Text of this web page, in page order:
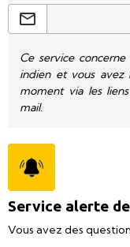
Ce service
indien et vous avez
moment via les
mail.
Service alerte
Vous avez des